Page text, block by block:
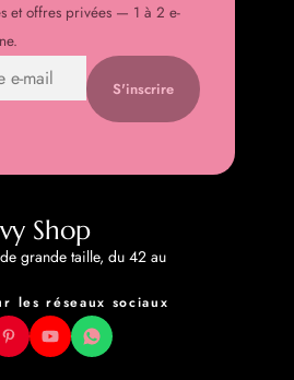
et offres privées — 1 à 2 e-
S'inscrire
Shop
grande taille, du 42 au
les réseaux sociaux